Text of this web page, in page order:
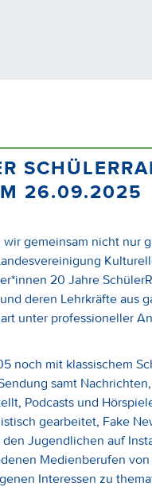
26.09.2025
gemeinsam nicht nur
20 Jahre
deren Lehrkräfte aus
unter professioneller
noch mit klassischem
samt
Podcasts und
gearbeitet, Fake
Jugendlichen auf
Medienberufen
Interessen zu